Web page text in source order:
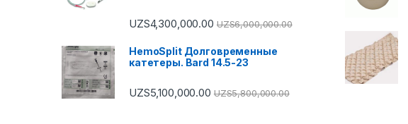
UZS4,300,000.00 UZS6,000,000.00
HemoSplit Долговременные
катетеры. Bard 14.5-23
UZS5,100,000.00 UZS5,800,000.00